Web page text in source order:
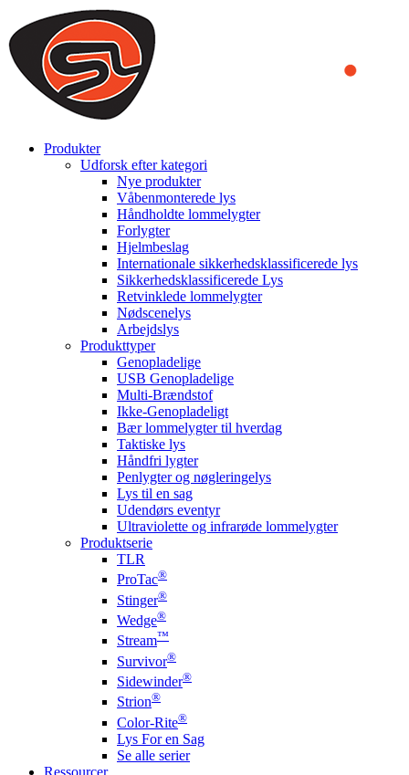
We use cookies to ensure that we provide you the best experience
on our website. By continuing to browse this website, you accept
that cookies are used to help us analyze how the website is used and
to offer you a better experience. To learn more or to find out how
you can disable cookies, you can access our
Produkter
Udforsk efter kategori
Nye produkter
Våbenmonterede lys
Håndholdte lommelygter
Forlygter
Hjelmbeslag
Internationale sikkerhedsklassificerede lys
Sikkerhedsklassificerede Lys
Retvinklede lommelygter
Nødscenelys
Arbejdslys
Produkttyper
Genopladelige
USB Genopladelige
Multi-Brændstof
Ikke-Genopladeligt
Bær lommelygter til hverdag
Taktiske lys
Håndfri lygter
Penlygter og nøgleringelys
Lys til en sag
Udendørs eventyr
Ultraviolette og infrarøde lommelygter
Produktserie
TLR
ProTac®
Stinger®
Wedge®
Stream™
Survivor®
Sidewinder®
Strion®
Color-Rite®
Lys For en Sag
Se alle serier
Ressourcer